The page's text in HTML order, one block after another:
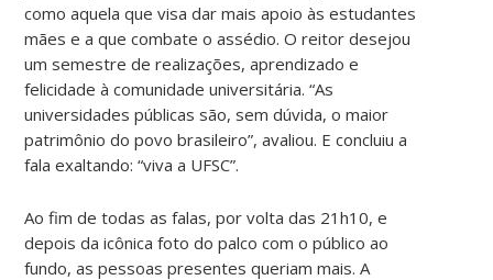
como aquela que visa dar mais apoio às estudantes
mães e a que combate o assédio. O reitor desejou
um semestre de realizações, aprendizado e
felicidade à comunidade universitária. “As
universidades públicas são, sem dúvida, o maior
patrimônio do povo brasileiro”, avaliou. E concluiu a
fala exaltando: “viva a UFSC”.
Ao fim de todas as falas, por volta das 21h10, e
depois da icônica foto do palco com o público ao
fundo, as pessoas presentes queriam mais. A